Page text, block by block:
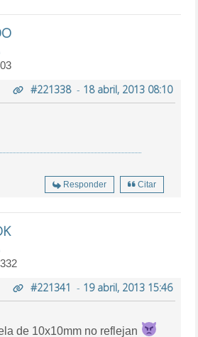
#221338- 18 abril, 2013 08:10
Responder Citar
#221341 - 19 abril, 2013 15:46
de 10x10mm no reflejan